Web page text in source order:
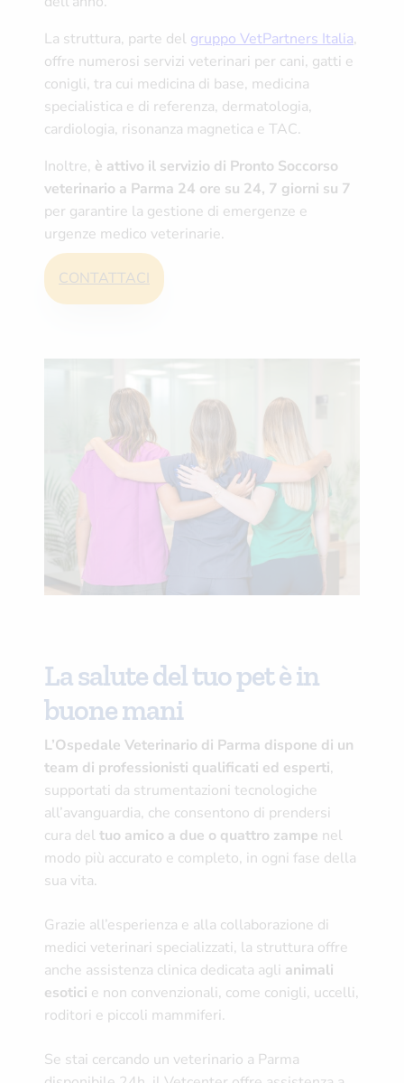
La struttura, parte del gruppo VetPartners Italia,
offre numerosi servizi veterinari per cani, gatti e
conigli, tra cui medicina di base, medicina
specialistica e di referenza, dermatologia,
cardiologia, risonanza magnetica e TAC.
Inoltre, è attivo il servizio di Pronto Soccorso
veterinario a Parma 24 ore su 24, 7 giorni su 7
per garantire la gestione di emergenze e
urgenze medico veterinarie.
CONTATTACI
La salute del tuo pet è in
buone mani
L’Ospedale Veterinario di Parma dispone di un
team di professionisti qualificati ed esperti,
supportati da strumentazioni tecnologiche
all’avanguardia, che consentono di prendersi
cura del tuo amico a due o quattro zampe nel
modo più accurato e completo, in ogni fase della
sua vita.
Grazie all’esperienza e alla collaborazione di
medici veterinari specializzati, la struttura offre
anche assistenza clinica dedicata agli animali
esotici e non convenzionali, come conigli, uccelli,
roditori e piccoli mammiferi.
Se stai cercando un veterinario a Parma